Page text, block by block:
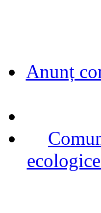
Anunț